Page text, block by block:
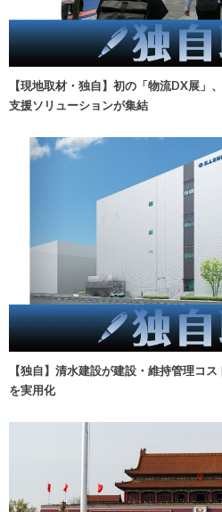
【現地取材・独自】初の「物流DX展」
支援ソリューションが集結
【独自】清水建設が建設・維持管理コ
を実用化